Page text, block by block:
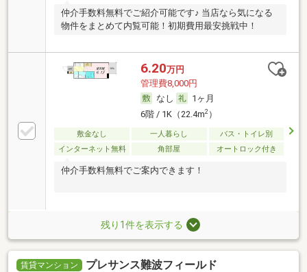
仲介手数料無料でご紹介可能です♪ 当店なら気になる
物件をまとめて内覧可能！初期費用最安挑戦中！
6.20万円
管理費8,000円
なし
1ヶ月
6階 / 1K（22.4m2）
敷金なし 一人暮らし
バス・トイレ別
インターネット無料
角部屋 オートロック付き
仲介手数料無料でご案内できます！
残り1件を表示する
賃貸マンション プレサンス難波フィールド